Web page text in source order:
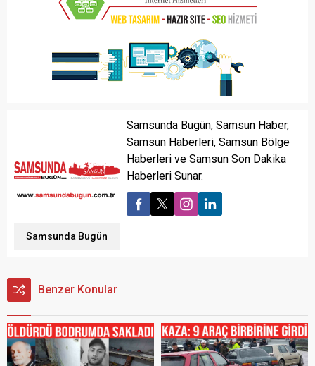
Samsunda Bugün
Samsunda Bugün, Samsun Haber,
Samsun Haberleri, Samsun Bölge
Haberleri ve Samsun Son Dakika
Haberleri Sunar.
Benzer Konular